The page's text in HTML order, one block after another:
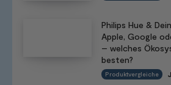
Philips Hue &
Apple, Google
– welches
besten?
Produktvergleiche